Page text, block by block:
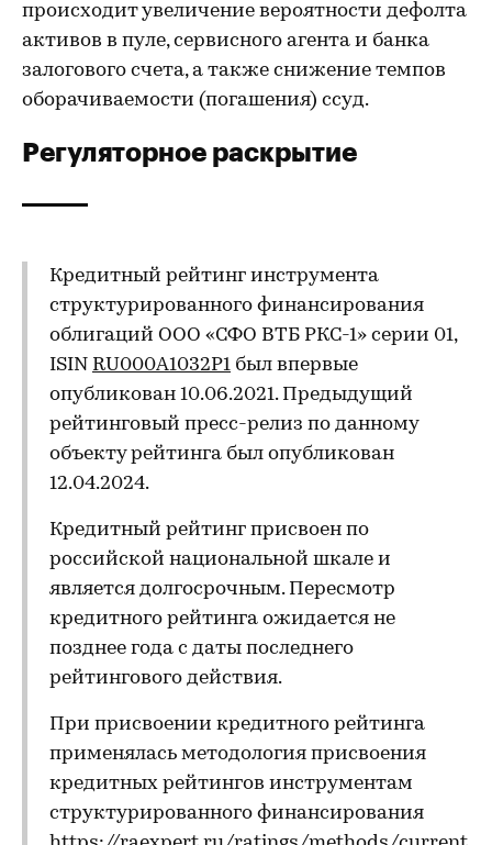
происходит увеличение вероятности дефолта
активов в пуле, сервисного агента и банка
залогового счета, а также снижение темпов
оборачиваемости (погашения) ссуд.
Регуляторное раскрытие
Кредитный рейтинг инструмента
структурированного финансирования
облигаций ООО «СФО ВТБ РКС-1» серии 01,
ISIN RU000A1032P1 был впервые
опубликован 10.06.2021. Предыдущий
рейтинговый пресс-релиз по данному
объекту рейтинга был опубликован
12.04.2024.
Кредитный рейтинг присвоен по
российской национальной шкале и
является долгосрочным. Пересмотр
кредитного рейтинга ожидается не
позднее года с даты последнего
рейтингового действия.
При присвоении кредитного рейтинга
применялась методология присвоения
кредитных рейтингов инструментам
структурированного финансирования